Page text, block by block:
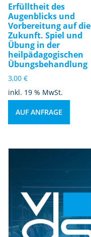
Erfülltheit des
Augenblicks und
Vorbereitung auf die
Zukunft. Spiel und
Übung in der
heilpädagogischen
Übungsbehandlung
3,00 €
inkl. 19 % MwSt.
AUF ANFRAGE